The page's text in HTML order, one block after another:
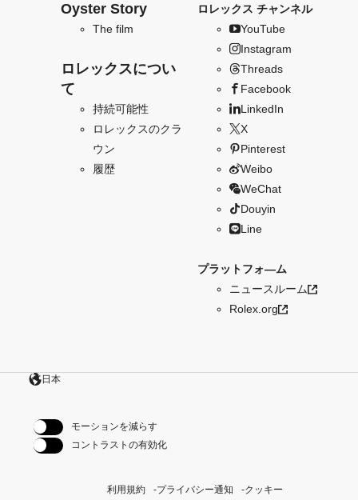
Oyster Story
The film
ロレックスについ
て
持続可能性
ロレックスのクラ
ウン
履歴
ロレックス チャンネル
YouTube
Instagram
Threads
Facebook
LinkedIn
X
Pinterest
Weibo
WeChat
Douyin
Line
プラットフォ―ム
ニュースルーム
Rolex.org
日本
モーションを減らす
コントラストの有効化
利用規約 プライバシー通知 クッキー